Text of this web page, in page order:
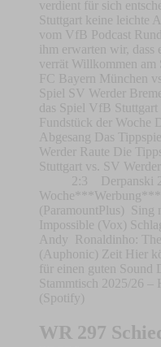
verdient für sich
Stuttgart keine leichte
vom VfB Podcast
ihm erwarten wir,
verrät Willkommen am
FC Bayern München
Spiel SV Werder
das Spiel VfB
Fundstück der Woche
Abgesang Das
Werder Raute Die
Stuttgart vs. SV
2:3 Derpanski 2:2
Woche***Werbung***
(ParamountPlus) Sing
Impossible (Vox)
Andy Ronaldinho:
(Auphonic) Zeit Hier
für einen guten Sound
Stammtisch 2025/26 –
(Spotify)
WR 297